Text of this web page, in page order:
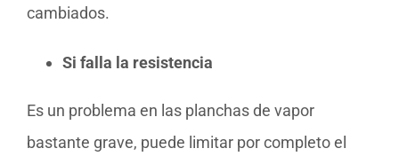
cambiados.
Si falla la resistencia
Es un problema en las planchas de vapor
bastante grave, puede limitar por completo el